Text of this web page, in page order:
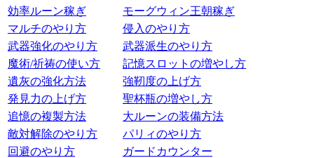
効率ルーン稼ぎ
モーグウィン王朝稼ぎ
マルチのやり方
侵入のやり方
武器強化のやり方
武器派生のやり方
魔術/祈祷の使い方
記憶スロットの増やし方
遺灰の強化方法
強靭度の上げ方
発見力の上げ方
聖杯瓶の増やし方
追憶の複製方法
大ルーンの装備方法
敵対解除のやり方
パリィのやり方
回避のやり方
ガードカウンター